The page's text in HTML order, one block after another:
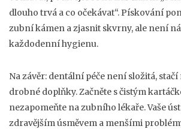
dlouho trvá a co očekávat“. Pískování
zubní kámen a zjasnit skvrny, ale není
každodenní hygienu.
Na závěr: dentální péče není složitá,
drobné doplňky. Začněte s čistým
nezapomeňte na zubního lékaře. Vaše
zdravějším úsměvem a menšími